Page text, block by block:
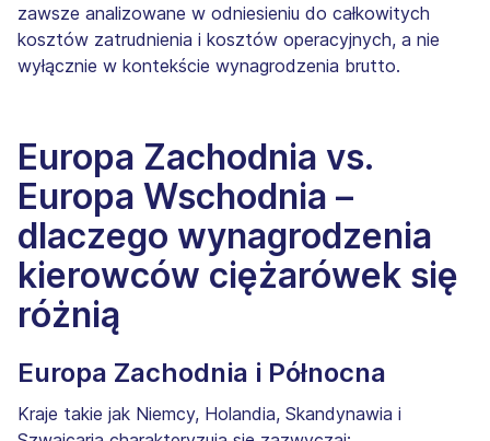
zawsze analizowane w odniesieniu do całkowitych
kosztów zatrudnienia i kosztów operacyjnych, a nie
wyłącznie w kontekście wynagrodzenia brutto.
Europa Zachodnia vs.
Europa Wschodnia –
dlaczego wynagrodzenia
kierowców ciężarówek się
różnią
Europa Zachodnia i Północna
Kraje takie jak Niemcy, Holandia, Skandynawia i